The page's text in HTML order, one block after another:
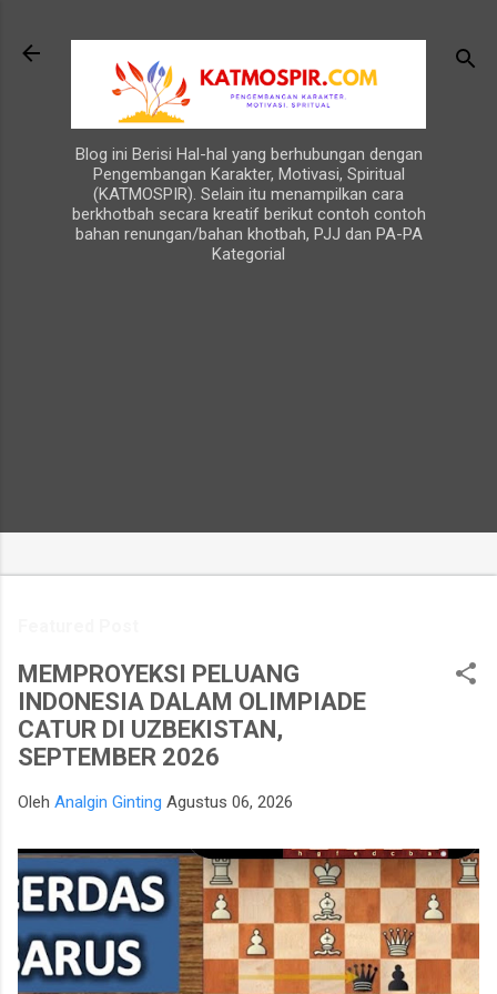
Blog ini Berisi Hal-hal yang berhubungan dengan
Pengembangan Karakter, Motivasi, Spiritual
(KATMOSPIR). Selain itu menampilkan cara
berkhotbah secara kreatif berikut contoh contoh
bahan renungan/bahan khotbah, PJJ dan PA-PA
Kategorial
MEMPROYEKSI PELUANG
INDONESIA DALAM OLIMPIADE
CATUR DI UZBEKISTAN,
SEPTEMBER 2026
Oleh Analgin Ginting Agustus 06, 2026